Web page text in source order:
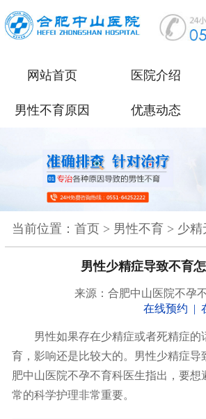
网站首页 医院介绍
男性不育原因 优惠动态
当前位置： 首页 > 男性不育 > 少精
男性少精症导致不育
来源：合肥中山医院不孕
在线预约 |
男性如果存在少精症或者死精症的
育，影响还是比较大的。男性少精症导
肥中山医院不孕不育科医生指出，要想
常的科学护理非常重要。